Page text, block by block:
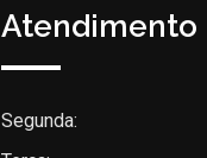
Atendimento
Segunda: